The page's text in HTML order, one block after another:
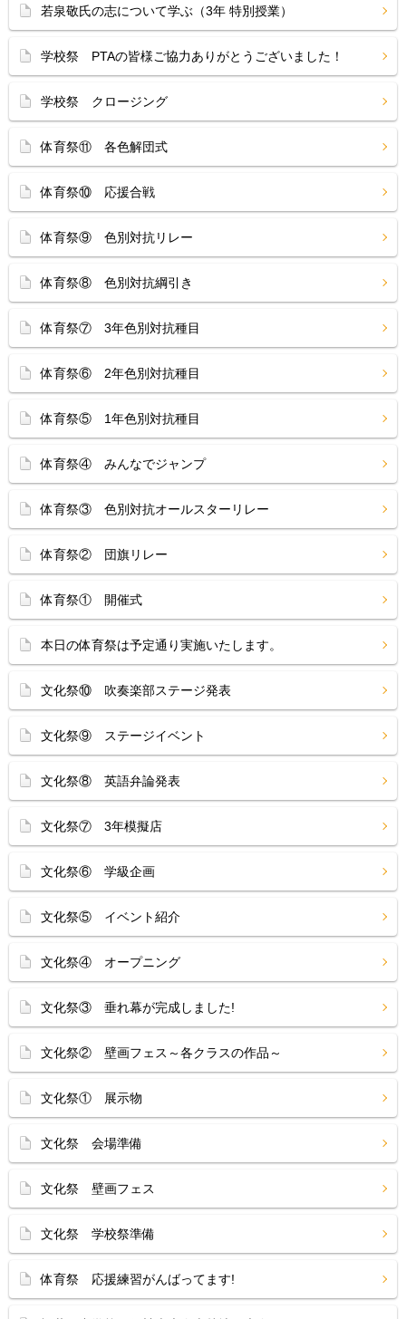
若泉敬氏の志について学ぶ（3年 特別授業）
学校祭 PTAの皆様ご協力ありがとうございました！
学校祭 クロージング
体育祭⑪ 各色解団式
体育祭⑩ 応援合戦
体育祭⑨ 色別対抗リレー
体育祭⑧ 色別対抗綱引き
体育祭⑦ 3年色別対抗種目
体育祭⑥ 2年色別対抗種目
体育祭⑤ 1年色別対抗種目
体育祭④ みんなでジャンプ
体育祭③ 色別対抗オールスターリレー
体育祭② 団旗リレー
体育祭① 開催式
本日の体育祭は予定通り実施いたします。
文化祭⑩ 吹奏楽部ステージ発表
文化祭⑨ ステージイベント
文化祭⑧ 英語弁論発表
文化祭⑦ 3年模擬店
文化祭⑥ 学級企画
文化祭⑤ イベント紹介
文化祭④ オープニング
文化祭③ 垂れ幕が完成しました!
文化祭② 壁画フェス～各クラスの作品～
文化祭① 展示物
文化祭 会場準備
文化祭 壁画フェス
文化祭 学校祭準備
体育祭 応援練習がんばってます!